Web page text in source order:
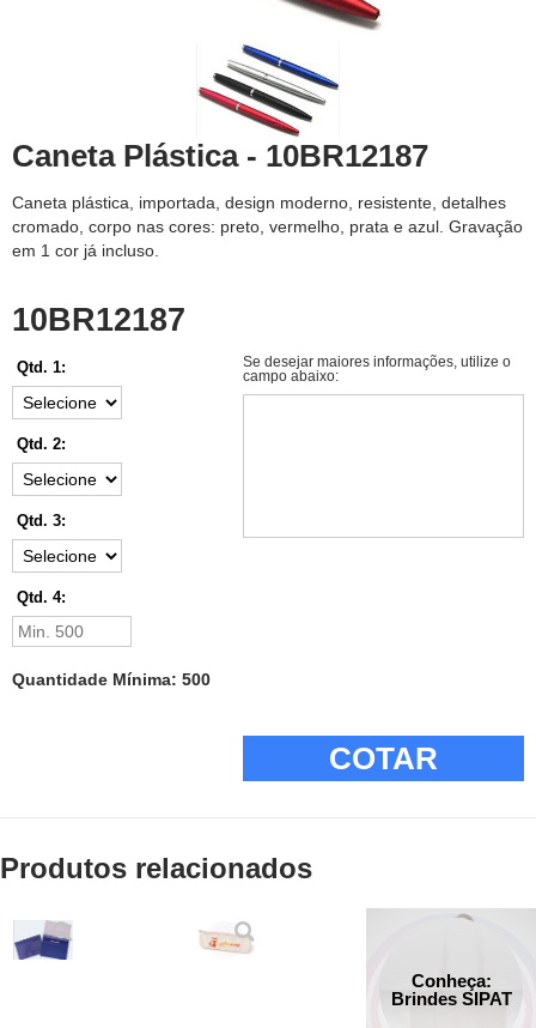
Caneta Plástica - 10BR12187
Caneta plástica, importada, design moderno, resistente, detalhes
cromado, corpo nas cores: preto, vermelho, prata e azul. Gravação
em 1 cor já incluso.
10BR12187
Qtd. 1:
Qtd. 2:
Qtd. 3:
Qtd. 4:
Quantidade Mínima: 500
Se desejar maiores informações, utilize o
campo abaixo:
COTAR
Produtos relacionados
Conheça:
Brindes SIPAT